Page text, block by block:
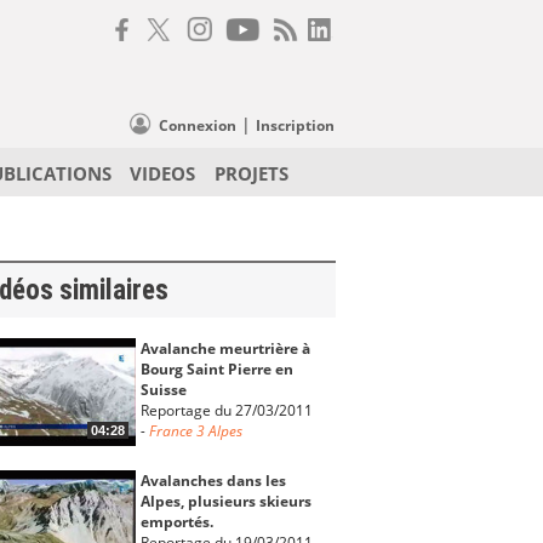
Connexion | Inscription
VIDEOS PROJETS
similaires
04:28
Avalanche meurtrière à
Bourg Saint Pierre en
Suisse
Reportage du 27/03/2011
-France 3 Alpes
Avalanches dans les
Alpes, plusieurs skieurs
emportés.